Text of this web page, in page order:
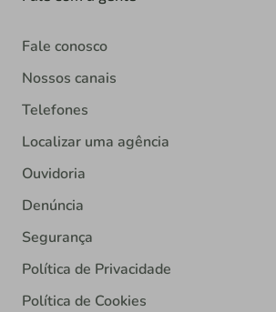
Fale conosco
Nossos canais
Telefones
Localizar uma agência
Ouvidoria
Denúncia
Segurança
Política de Privacidade
Política de Cookies